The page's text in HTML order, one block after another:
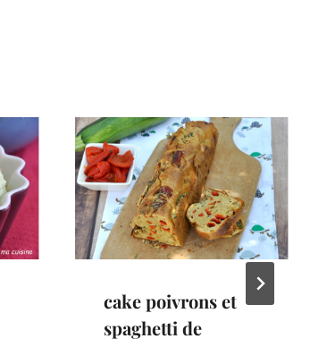
cake poivrons et
spaghetti de